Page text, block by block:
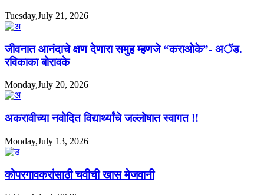
Tuesday,July 21, 2026
जीवनात आनंदाचे क्षण देणारा समुह म्हणजे “कराओके”- अॅड.
रविकाका बोरावके
Monday,July 20, 2026
अकरावीच्या नवोदित विद्यार्थ्यांचे जल्लोषात स्वागत !!
Monday,July 13, 2026
कोपरगावकरांसाठी चवीची खास मेजवानी